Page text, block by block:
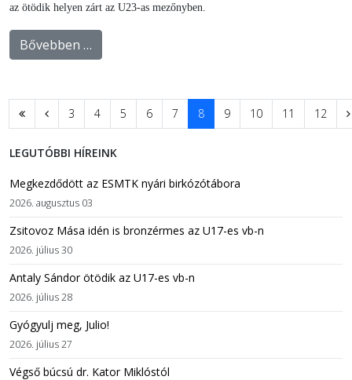
az ötödik helyen zárt az U23-as mezőnyben.
Bővebben …
3 4 5 6 7 8 9 10 11 12
LEGUTÓBBI HÍREINK
Megkezdődött az ESMTK nyári birkózótábora
2026. augusztus 03
Zsitovoz Mása idén is bronzérmes az U17-es vb-n
2026. július 30
Antaly Sándor ötödik az U17-es vb-n
2026. július 28
Gyógyulj meg, Julio!
2026. július 27
Végső búcsú dr. Kator Miklóstól